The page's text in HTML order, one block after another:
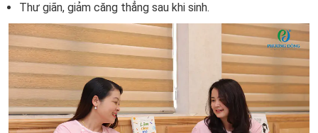
Thư giãn, giảm căng thẳng sau khi sinh.